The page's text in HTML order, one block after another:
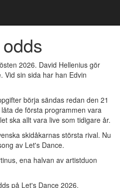
2026. David Hellenius gör
Vid sin sida har han Edvin
börja sändas redan den 21
de första programmen vara
ska allt vara live som tidigare år.
skidåkarnas största rival. Nu
av Let's Dance.
ena halvan av artistduon
på Let's Dance 2026.